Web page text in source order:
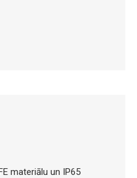
materiālu un IP65